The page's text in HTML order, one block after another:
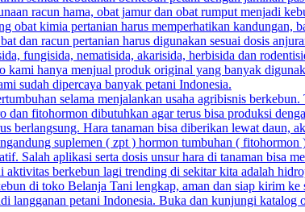
racun hama, obat jamur dan obat rumput menjadi
obat kimia pertanian harus memperhatikan kandungan,
dan racun pertanian harus digunakan sesuai dosis
fungisida, nematisida, akarisida, herbisida dan
hanya menjual produk original yang banyak
sudah dipercaya banyak petani Indonesia.
selama menjalankan usaha agribisnis
fitohormon dibutuhkan agar terus bisa produksi
berlangsung. Hara tanaman bisa diberikan lewat daun,
suplemen ( zpt ) hormon tumbuhan ( fitohormon
Salah aplikasi serta dosis unsur hara di tanaman bisa
berkebun lagi trending di sekitar kita adalah
di toko Belanja Tani lengkap, aman dan siap kirim ke
langganan petani Indonesia. Buka dan kunjungi katalog